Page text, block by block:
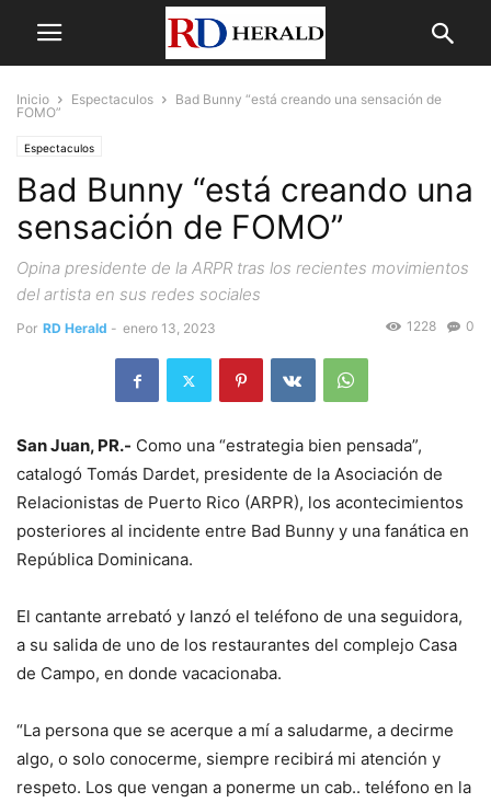
Inicio Espectaculos
Bad Bunny “está creando una sensación de
FOMO”
Espectaculos
Bad Bunny “está creando una
sensación de FOMO”
Opina presidente de la ARPR tras los recientes movimientos
del artista en sus redes sociales
Por RD Herald - enero 13, 2023 0
1228
San Juan, PR.- Como una “estrategia bien pensada”,
catalogó Tomás Dardet, presidente de la Asociación de
Relacionistas de Puerto Rico (ARPR), los acontecimientos
posteriores al incidente entre Bad Bunny y una fanática en
República Dominicana.
El cantante arrebató y lanzó el teléfono de una seguidora,
a su salida de uno de los restaurantes del complejo Casa
de Campo, en donde vacacionaba.
“La persona que se acerque a mí a saludarme, a decirme
algo, o solo conocerme, siempre recibirá mi atención y
respeto. Los que vengan a ponerme un cab.. teléfono en la